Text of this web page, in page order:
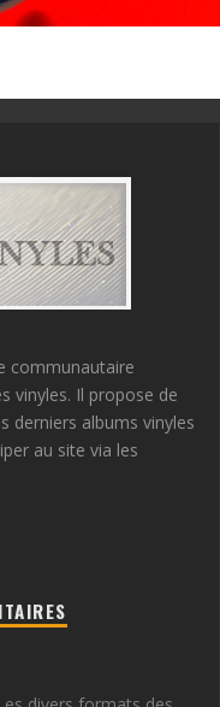
communautaire
vinyles. Il propose de
derniers albums vinyles
au site via les